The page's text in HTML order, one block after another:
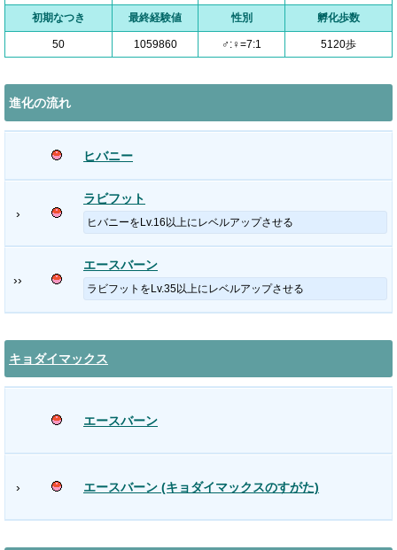
初期なつき 最終経験値 性別 孵化歩数
50 1059860 ♂:♀=7:1 5120歩
進化の流れ
ヒバニー
›
ラビフット
ヒバニーをLv.16以上にレベルアップさせる
››
エースバーン
ラビフットをLv.35以上にレベルアップさせる
キョダイマックス
エースバーン
› エースバーン (キョダイマックスのすがた)